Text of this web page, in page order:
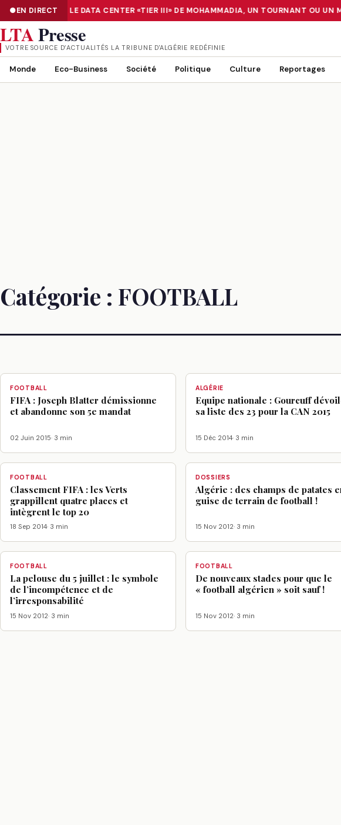
EN DIRECT : LE DATA CENTER «TIER III» DE MOHAMMADIA, UN TOURNANT OU UN
NUMÉRISATION : LE DATA CENTER «TIER III» DE MOHAMMADIA, UN TOURNANT OU UN
LTAPresse
VOTRE SOURCE D’ACTUALITÉS LA TRIBUNE D'ALGÉRIE REDÉFINIE
Monde Eco-Business Société Politique Culture Reportages
Catégorie : FOOTBALL
FOOTBALL
FIFA : Joseph Blatter démissionne
et abandonne son 5e mandat
02 Juin 2015· 3 min
ALGÉRIE
Equipe nationale : Gourcuff
sa liste des 23 pour la CAN 2015
15 Déc 2014· 3 min
FOOTBALL
Classement FIFA : les Verts
grappillent quatre places et
intègrent le top 20
18 Sep 2014· 3 min
DOSSIERS
Algérie : des champs de patates
guise de terrain de football !
15 Nov 2012· 3 min
FOOTBALL
La pelouse du 5 juillet : le symbole
de l’incompétence et de
l’irresponsabilité
15 Nov 2012· 3 min
FOOTBALL
De nouveaux stades pour que le
« football algérien » soit sauf !
15 Nov 2012· 3 min